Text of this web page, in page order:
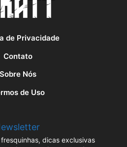
de Privacidade
Contato
Sobre Nós
de Uso
dicas exclusivas